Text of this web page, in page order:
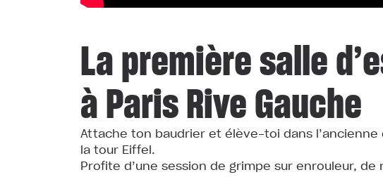
La première salle
à Paris Rive Gauche
Attache ton baudrier et élève-toi dans l’ancienne
la tour Eiffel.
Profite d’une session de grimpe sur enrouleur,